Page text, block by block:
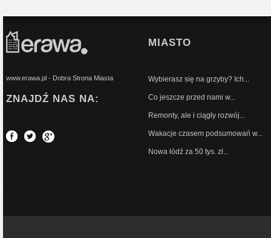
www.erawa.pl - Dobra Strona Miasta
ZNAJDŹ NAS NA:
MIASTO
Wybierasz się na grzyby? Ich...
Co jeszcze przed nami w...
Remonty, ale i ciągły rozwój...
Wakacje czasem podsumowań w...
Nowa łódź za 50 tys. zł...